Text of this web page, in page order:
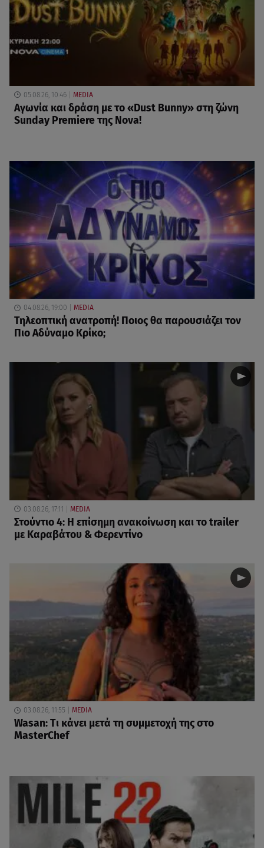
05.08.26, 10:46 MEDIA
Αγωνία και δράση με το «Dust Bunny» στη ζώνη
Sunday Premiere της Nova!
04.08.26, 19:00 MEDIA
Τηλεοπτική ανατροπή! Ποιος θα παρουσιάζει τον
Πιο Αδύναμο Κρίκο;
03.08.26, 17:11 MEDIA
Στούντιο 4: Η επίσημη ανακοίνωση και το trailer
με Καραβάτου & Φερεντίνο
03.08.26, 11:55 MEDIA
Wasan: Tι κάνει μετά τη συμμετοχή της στο
MasterChef